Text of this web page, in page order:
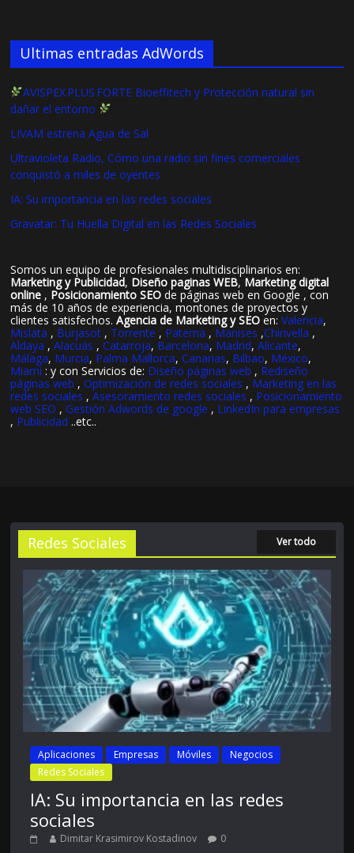
Ultimas entradas AdWords
AVISPEX PLUS FORTE Bioeffitech y Protección natural sin
dañar el entorno
LIVAM estrena Agua de Sal
Ultravioleta Radio, Cómo una radio sin fines comerciales
conquistó a miles de oyentes
IA: Su importancia en las redes sociales
Gravatar: Tu Huella Digital en las Redes Sociales
Somos un equipo de profesionales multidisciplinarios en:
Marketing y Publicidad, Diseño paginas WEB, Marketing digital
online , Posicionamiento SEO de páginas web en Google , con
más de 10 años de experiencia, montones de proyectos y
clientes satisfechos.Agencia de Marketing y SEO en:Valencia,
Mislata , Burjasot , Torrente , Paterna , Manises ,Chirivella ,
Aldaya ,Alacuás ,Catarroja, Barcelona, Madrid,Alicante,
Málaga, Murcia, Palma Mallorca,Canarias, Bilbao, México,
Miami : y con Servicios de: Diseño páginas web , Rediseño
páginas web ,Optimización de redes sociales , Marketing en las
redes sociales ,Asesoramiento redes sociales , Posicionamiento
web SEO ,Gestión Adwords de google , LinkedIn para empresas
, Publicidad ..etc..
Redes Sociales Ver todo
Aplicaciones Empresas Móviles
Negocios
Redes Sociales
IA: Su importancia en las redes
sociales
Dimitar Krasimirov Kostadinov 0